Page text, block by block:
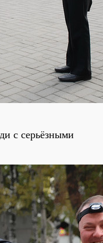
с серьёзными